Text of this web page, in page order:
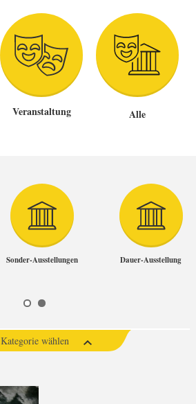
Veranstaltung Alle
Sonder-Ausstellungen Dauer-Ausstellung
Kategorie wählen